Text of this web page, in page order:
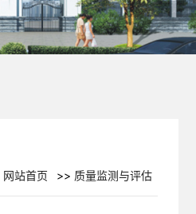
网站首页 >> 质量监测与评估